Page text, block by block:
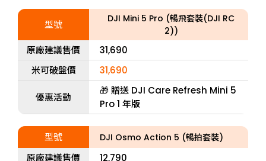
型號
DJI Mini 5 Pro (暢飛套裝(DJI RC
2))
原廠建議售價
31,690
米可破盤價
31,690
優惠活動
🎁 贈送 DJI Care Refresh Mini 5
Pro 1 年版
型號 DJI Osmo Action 5 (暢拍套裝)
原廠建議售價 12,790